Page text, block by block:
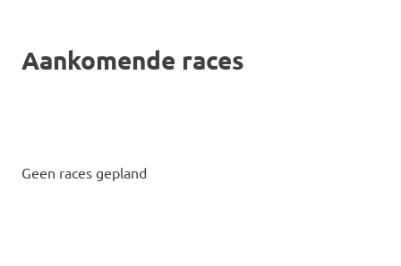
Aankomende races
Geen races gepland